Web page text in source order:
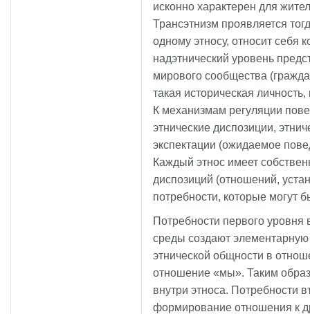
исконно характерен для
Трансэтнизм проявляется
одному этносу, относит себя
надэтнический уровень
мирового сообщества
такая историческая
К механизмам регуляции
этнические диспозиции,
экспектации (ожидаемое
Каждый этнос имеет
диспозиций (отношений,
потребности, которые могут
Потребности первого
среды создают
этнической общности в
отношение «мы». Таким
внутри этноса. Потребности
формирование отношения к